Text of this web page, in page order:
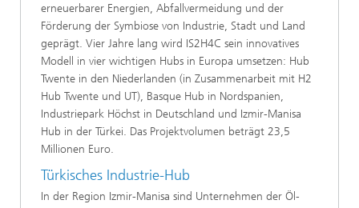
erneuerbarer Energien, Abfallvermeidung und der
Förderung der Symbiose von Industrie, Stadt und Land
geprägt. Vier Jahre lang wird IS2H4C sein innovatives
Modell in vier wichtigen Hubs in Europa umsetzen: Hub
Twente in den Niederlanden (in Zusammenarbeit mit H2
Hub Twente und UT), Basque Hub in Nordspanien,
Industriepark Höchst in Deutschland und Izmir-Manisa
Hub in der Türkei. Das Projektvolumen beträgt 23,5
Millionen Euro.
Türkisches Industrie-Hub
In der Region Izmir-Manisa sind Unternehmen der Öl-